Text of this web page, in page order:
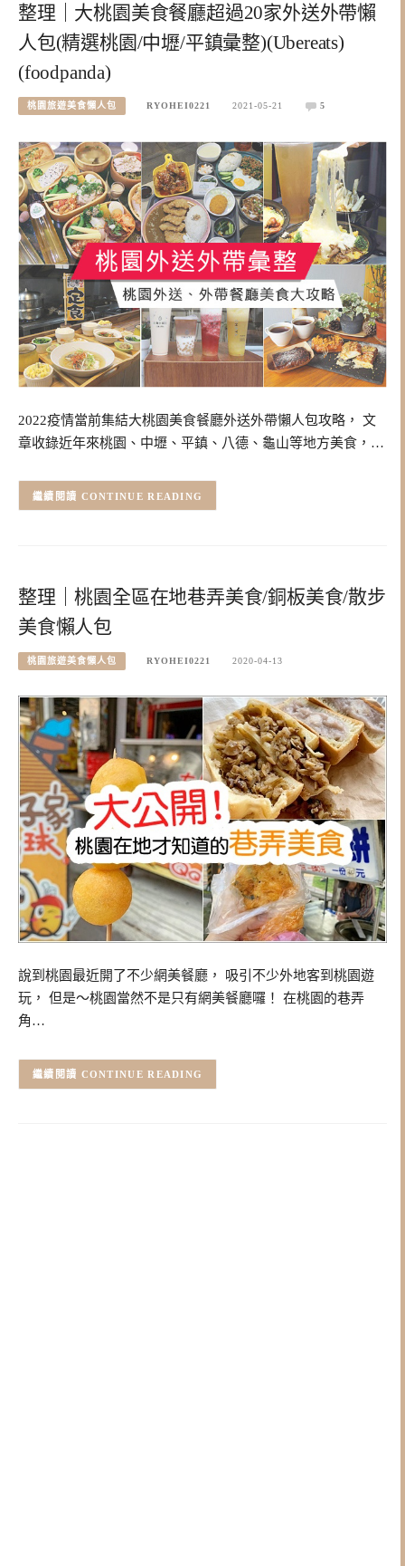
整理｜大桃園美食餐廳超過20家外送外帶懶
人包(精選桃園/中壢/平鎮彙整)(Ubereats)
(foodpanda)
桃園旅遊美食懶人包 RYOHEI0221 2021-05-21 5
2022疫情當前集結大桃園美食餐廳外送外帶懶人包攻略， 文
章收錄近年來桃園、中壢、平鎮、八德、龜山等地方美食，…
CONTINUE READING
整理｜桃園全區在地巷弄美食/銅板美食/散步
美食懶人包
桃園旅遊美食懶人包 RYOHEI0221 2020-04-13
說到桃園最近開了不少網美餐廳， 吸引不少外地客到桃園遊
玩， 但是～桃園當然不是只有網美餐廳囉！ 在桃園的巷弄
角…
CONTINUE READING